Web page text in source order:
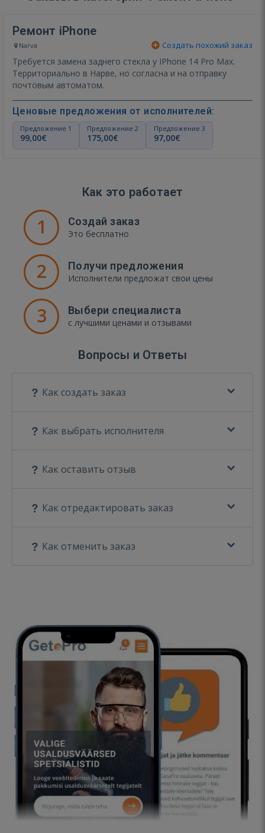
Ремонт iPhone
Narva Создать похожий заказ
Требуется замена заднего стекла у IPhone 14 Pro Max.
Территориально в Нарве, но согласна и на отправку
почтовым автоматом.
Ценовые предложения от исполнителей:
Предложение 1
99,00€
Предложение 2
175,00€
Предложение 3
97,00€
Как это работает
1 Создай заказ
Это бесплатно
2 Получи предложения
Исполнители предложат свои цены
3 Выбери специалиста
с лучшими ценами и отзывами
Вопросы и Ответы
Как создать заказ
Как выбрать исполнителя
Как оставить отзыв
Как отредактировать заказ
Как отменить заказ